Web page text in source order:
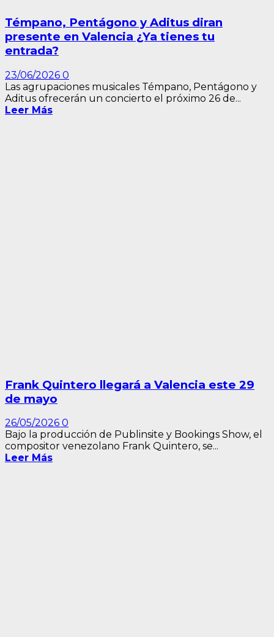
Témpano, Pentágono y Aditus diran
presente en Valencia ¿Ya tienes tu
entrada?
23/06/2026 0
Las agrupaciones musicales Témpano, Pentágono y
Aditus ofrecerán un concierto el próximo 26 de...
Leer Más
Frank Quintero llegará a Valencia este 29
de mayo
26/05/2026 0
Bajo la producción de Publinsite y Bookings Show, el
compositor venezolano Frank Quintero, se...
Leer Más